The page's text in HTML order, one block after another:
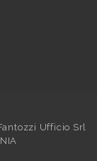
Ufficio Srl